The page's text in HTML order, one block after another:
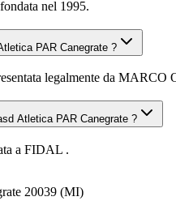
nel 1995.
PAR Canegrate ?
legalmente da MARCO
Atletica PAR Canegrate ?
a FIDAL .
20039 (MI)